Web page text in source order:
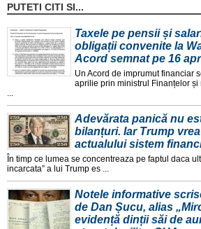
PUTETI CITI SI...
Taxele pe pensii și
obligații convenite la
Acord semnat pe 16
Un Acord de imprumut financiar
aprilie prin ministrul Finanțelor
Adevărata panică nu
bilanțuri. Iar Trump
actualului sistem
În timp ce lumea se concentreaza pe faptul daca
incarcata” a lui Trump es ...
Notele informative
de Dan Șucu, alias
evidență dinții săi de